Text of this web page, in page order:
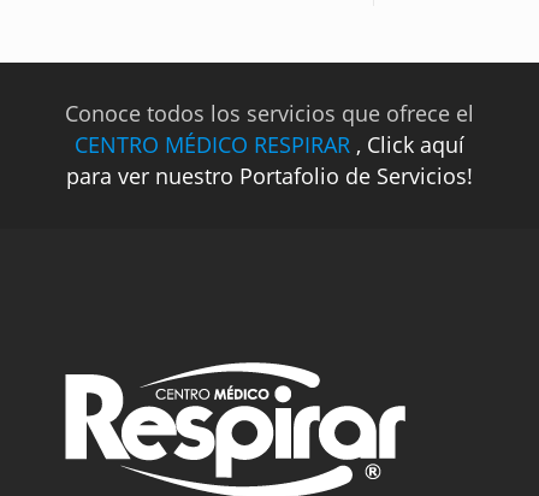
Conoce todos los servicios que ofrece el
CENTRO MÉDICO RESPIRAR , Click aquí
para ver nuestro Portafolio de Servicios!